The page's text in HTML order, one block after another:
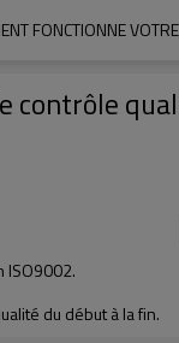
FONCTIONNE
contrôle
ISO9002.
du début à la fin.